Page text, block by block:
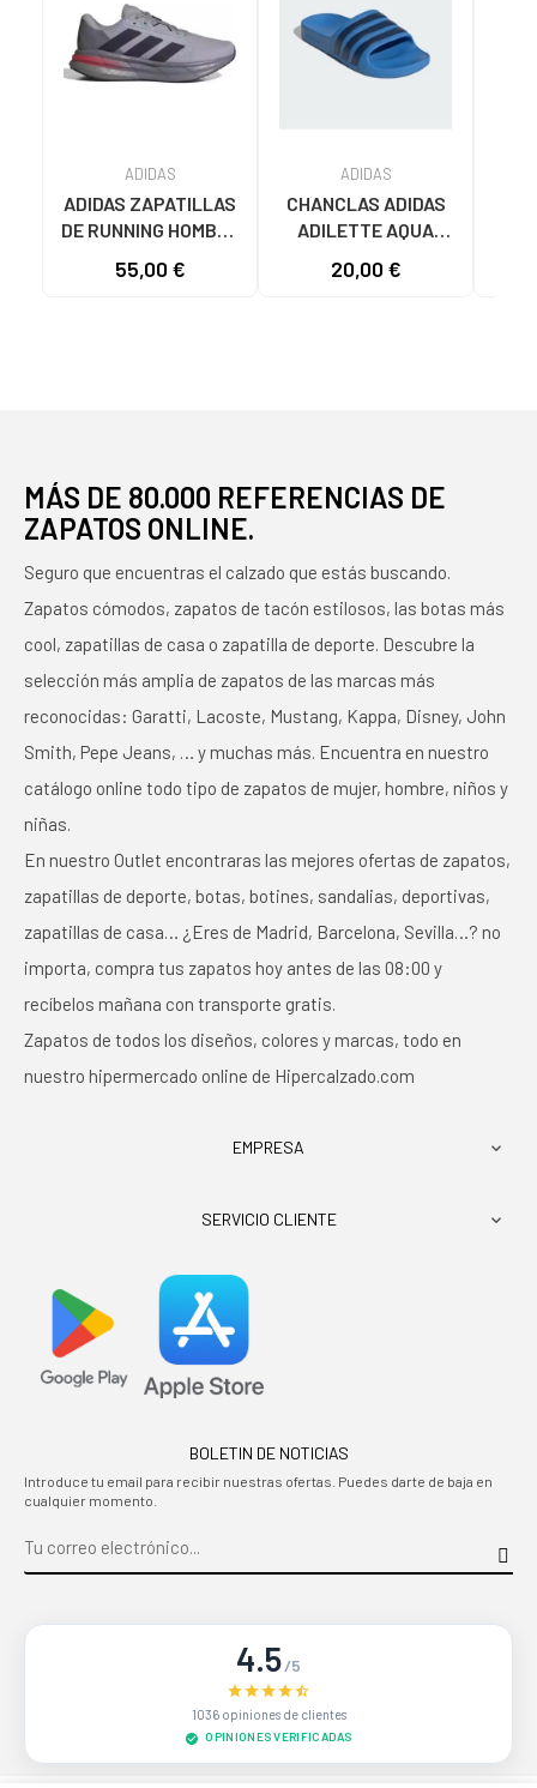
ADIDAS
ADIDAS ZAPATILLAS
DE RUNNING HOMBRE
GRIS VARIOS
55,00 €
ADIDAS
CHANCLAS ADIDAS
ADILETTE AQUA
AZUL AZUL
20,00 €
MÁS DE 80.000 REFERENCIAS DE
ZAPATOS ONLINE.
Seguro que encuentras el calzado que estás buscando.
Zapatos cómodos, zapatos de tacón estilosos, las botas más
cool, zapatillas de casa o zapatilla de deporte. Descubre la
selección más amplia de zapatos de las marcas más
reconocidas: Garatti, Lacoste, Mustang, Kappa, Disney, John
Smith, Pepe Jeans, … y muchas más. Encuentra en nuestro
catálogo online todo tipo de zapatos de mujer, hombre, niños y
niñas.
En nuestro Outlet encontraras las mejores ofertas de zapatos,
zapatillas de deporte, botas, botines, sandalias, deportivas,
zapatillas de casa… ¿Eres de Madrid, Barcelona, Sevilla…? no
importa, compra tus zapatos hoy antes de las 08:00 y
recíbelos mañana con transporte gratis.
Zapatos de todos los diseños, colores y marcas, todo en
nuestro hipermercado online de Hipercalzado.com
EMPRESA 
SERVICIO CLIENTE 
BOLETIN DE NOTICIAS
Introduce tu email para recibir nuestras ofertas. Puedes darte de baja en
cualquier momento.
4.5/5
1036 opiniones de clientes
OPINIONES VERIFICADAS